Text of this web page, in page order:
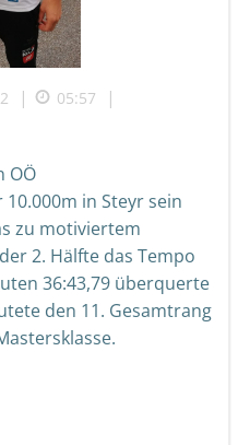
| 05:57 |
OÖ
in Steyr sein
zu motiviertem
2. Hälfte das Tempo
36:43,79 überquerte
den 11. Gesamtrang